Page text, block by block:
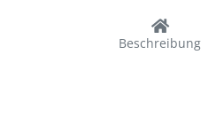
Beschreibung